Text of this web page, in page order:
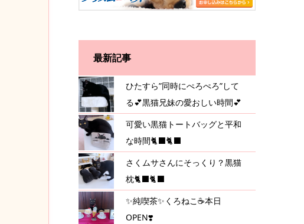
最新記事
ひたすら”同時にぺろぺろ”して
る💕黒猫兄妹の愛おしい時間💕
可愛い黒猫トートバッグと平和
な時間🐈‍⬛🐈‍⬛
さくムサさんにそっくり？黒猫
枕🐈‍⬛🐈‍⬛
✨純喫茶✨くろねこ☕️本日
OPEN❣️